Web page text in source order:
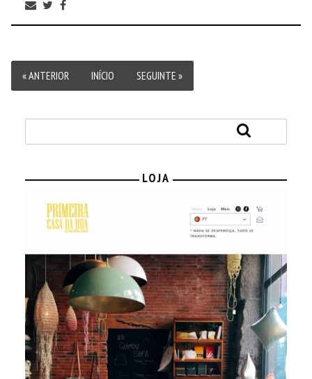
« ANTERIOR INÍCIO SEGUINTE »
LOJA